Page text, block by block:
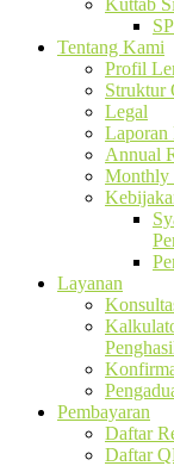
Kuttab
Tentang Kami
Profil
Struktur
Legal
Laporan
Annual
Monthly
Layanan
Pembayaran
Daftar
Daftar